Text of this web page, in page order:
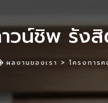
วน์ชิพ รัง
ผลงานของเรา > โครงการค